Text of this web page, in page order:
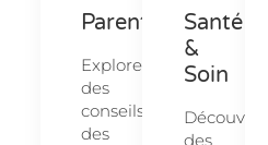
Parentalité
Explorez
des
conseils,
des
Santé
&
Soin
Découvrez
des